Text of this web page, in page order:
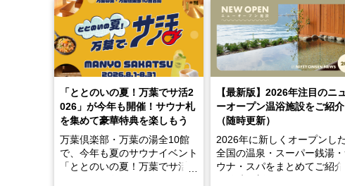
「ととのいの夏！万葉でサ活2
026」が今年も開催！サウナ札
を集めて豪華特典を楽しもう
万葉倶楽部・万葉の湯全10館
で、今年も夏のサウナイベント
「ととのいの夏！万葉でサ活2
【最新版】2026年注目のニ
ーオープン温浴施設をご紹介
（随時更新）
2026年に新しくオープンし
全国の温泉・スーパー銭湯
ウナ・スパをまとめてご紹介